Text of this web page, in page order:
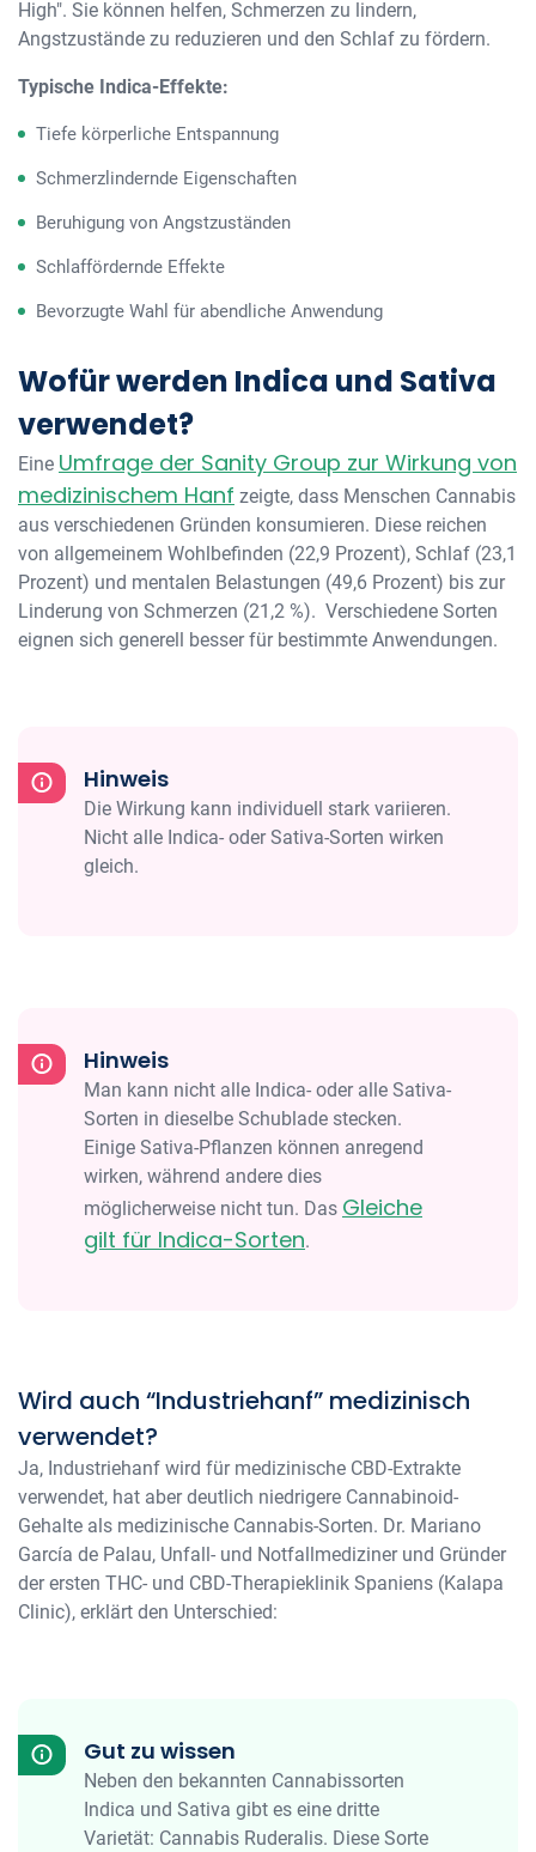
High". Sie können helfen, Schmerzen zu lindern,
Angstzustände zu reduzieren und den Schlaf zu fördern.
Typische Indica-Effekte:
Tiefe körperliche Entspannung
Schmerzlindernde Eigenschaften
Beruhigung von Angstzuständen
Schlaffördernde Effekte
Bevorzugte Wahl für abendliche Anwendung
Wofür werden Indica und Sativa
verwendet?
Eine Umfrage der Sanity Group zur Wirkung von
medizinischem Hanf zeigte, dass Menschen Cannabis
aus verschiedenen Gründen konsumieren. Diese reichen
von allgemeinem Wohlbefinden (22,9 Prozent), Schlaf (23,1
Prozent) und mentalen Belastungen (49,6 Prozent) bis zur
Linderung von Schmerzen (21,2 %). Verschiedene Sorten
eignen sich generell besser für bestimmte Anwendungen.
Hinweis
Die Wirkung kann individuell stark variieren.
Nicht alle Indica- oder Sativa-Sorten wirken
gleich.
Hinweis
Man kann nicht alle Indica- oder alle Sativa-
Sorten in dieselbe Schublade stecken.
Einige Sativa-Pflanzen können anregend
wirken, während andere dies
möglicherweise nicht tun. Das Gleiche
gilt für Indica-Sorten.
Wird auch “Industriehanf” medizinisch
verwendet?
Ja, Industriehanf wird für medizinische CBD-Extrakte
verwendet, hat aber deutlich niedrigere Cannabinoid-
Gehalte als medizinische Cannabis-Sorten. Dr. Mariano
García de Palau, Unfall- und Notfallmediziner und Gründer
der ersten THC- und CBD-Therapieklinik Spaniens (Kalapa
Clinic), erklärt den Unterschied:
Gut zu wissen
Neben den bekannten Cannabissorten
Indica und Sativa gibt es eine dritte
Varietät: Cannabis Ruderalis. Diese Sorte